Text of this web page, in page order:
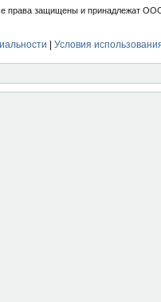
права защищены и принадлежат
Условия